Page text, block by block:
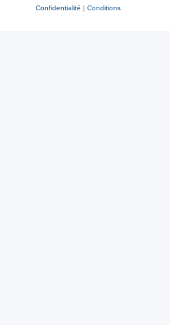
Confidentialité | Conditions